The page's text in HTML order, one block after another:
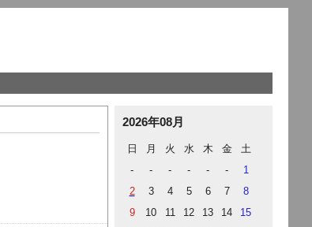
2026年08月
日 月 火 水 木 金
土
-
- - - - -
1
2
3 4 5 6 7
8
9
10 11 12 13 14
15